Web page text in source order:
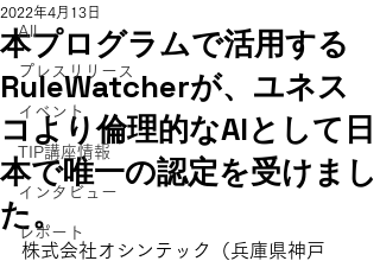
All
プレスリリース
イベント
TIP講座情報
インタビュー
レポート
本プログラムで活用する
RuleWatcherが、ユネス
コより倫理的なAIとして日
本で唯一の認定を受けまし
た。
2022年4月13日
株式会社オシンテック（兵庫県神戸